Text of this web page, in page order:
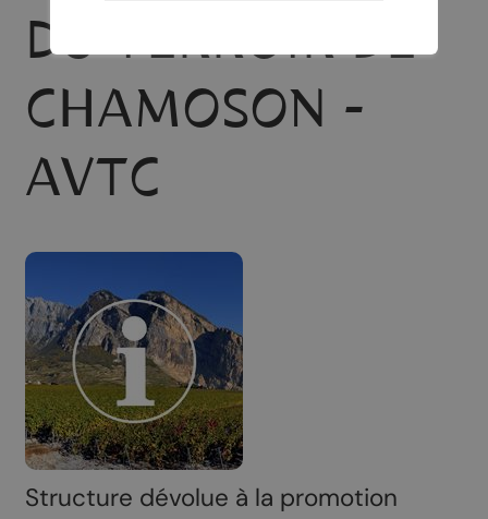
DU TERROIR DE
CHAMOSON -
AVTC
Structure dévolue à la promotion